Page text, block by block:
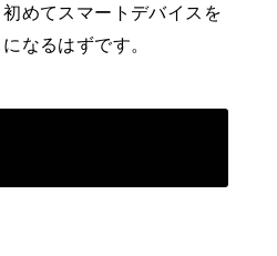
めてスマートデバイスを
なるはずです。